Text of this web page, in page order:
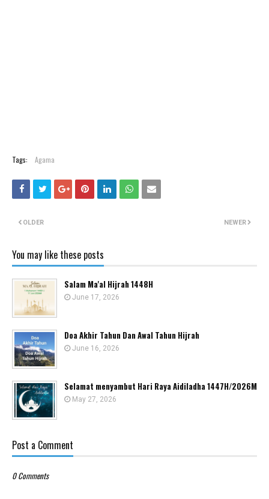
Tags: Agama
NEWER
OLDER
You may like these posts
Salam Ma'al Hijrah 1448H
June 17, 2026
Doa Akhir Tahun Dan Awal Tahun Hijrah
June 16, 2026
Selamat menyambut Hari Raya Aidiladha 1447H/2026M
May 27, 2026
Post a Comment
0 Comments